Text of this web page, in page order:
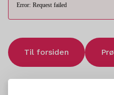
Error: Request failed
Til forsiden